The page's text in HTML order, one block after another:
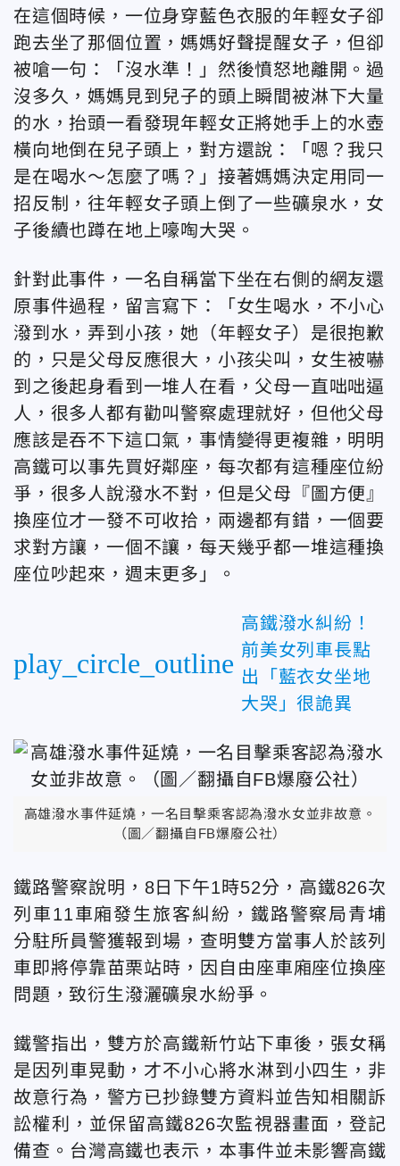
在這個時候，一位身穿藍色衣服的年輕女子卻
跑去坐了那個位置，媽媽好聲提醒女子，但卻
被嗆一句：「沒水準！」然後憤怒地離開。過
沒多久，媽媽見到兒子的頭上瞬間被淋下大量
的水，抬頭一看發現年輕女正將她手上的水壺
橫向地倒在兒子頭上，對方還說：「嗯？我只
是在喝水～怎麼了嗎？」接著媽媽決定用同一
招反制，往年輕女子頭上倒了一些礦泉水，女
子後續也蹲在地上嚎啕大哭。
針對此事件，一名自稱當下坐在右側的網友還
原事件過程，留言寫下：「女生喝水，不小心
潑到水，弄到小孩，她（年輕女子）是很抱歉
的，只是父母反應很大，小孩尖叫，女生被嚇
到之後起身看到一堆人在看，父母一直咄咄逼
人，很多人都有勸叫警察處理就好，但他父母
應該是吞不下這口氣，事情變得更複雜，明明
高鐵可以事先買好鄰座，每次都有這種座位紛
爭，很多人說潑水不對，但是父母『圖方便』
換座位才一發不可收拾，兩邊都有錯，一個要
求對方讓，一個不讓，每天幾乎都一堆這種換
座位吵起來，週末更多」。
play_circle_outline
高鐵潑水糾紛！
前美女列車長點
出「藍衣女坐地
大哭」很詭異
高雄潑水事件延燒，一名目擊乘客認為潑水女並非故意。
（圖／翻攝自FB爆廢公社）
鐵路警察說明，8日下午1時52分，高鐵826次
列車11車廂發生旅客糾紛，鐵路警察局青埔
分駐所員警獲報到場，查明雙方當事人於該列
車即將停靠苗栗站時，因自由座車廂座位換座
問題，致衍生潑灑礦泉水紛爭。
鐵警指出，雙方於高鐵新竹站下車後，張女稱
是因列車晃動，才不小心將水淋到小四生，非
故意行為，警方已抄錄雙方資料並告知相關訴
訟權利，並保留高鐵826次監視器畫面，登記
備查。台灣高鐵也表示，本事件並未影響高鐵